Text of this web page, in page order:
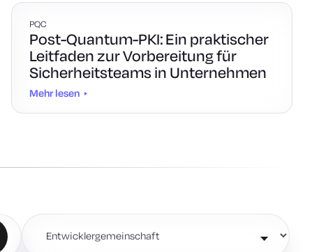
PQC
Post-Quantum-PKI: Ein praktischer
Leitfaden zur Vorbereitung für
Sicherheitsteams in Unternehmen
Mehr lesen